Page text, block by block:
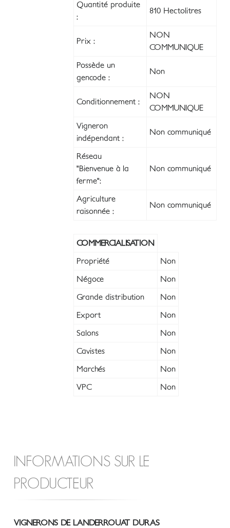
Quantité produite
:
810 Hectolitres
Prix :
NON
COMMUNIQUE
Possède un
gencode :
Non
Conditionnement :
NON
COMMUNIQUE
Vigneron
indépendant :
Non communiqué
Réseau
"Bienvenue à la
ferme":
Non communiqué
Agriculture
raisonnée :
Non communiqué
COMMERCIALISATION
Propriété Non
Négoce Non
Grande distribution Non
Export Non
Salons Non
Cavistes Non
Marchés Non
VPC Non
INFORMATIONS SUR LE
PRODUCTEUR
VIGNERONS DE LANDERROUAT DURAS